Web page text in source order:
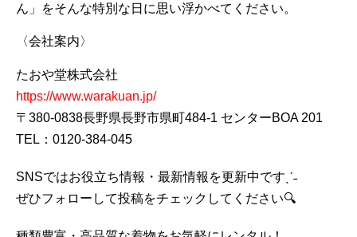
ん」をそんな特別な日に思い浮かべてください。
〈会社案内〉
たおや堂株式会社
https://www.warakuan.jp/
〒380-0838長野県長野市県町484-1 センターBOA 201
TEL：0120-384-045
SNSではお役立ち情報・最新情報を更新中ですˎˊ˗
ぜひフォローして投稿をチェックしてください🔍